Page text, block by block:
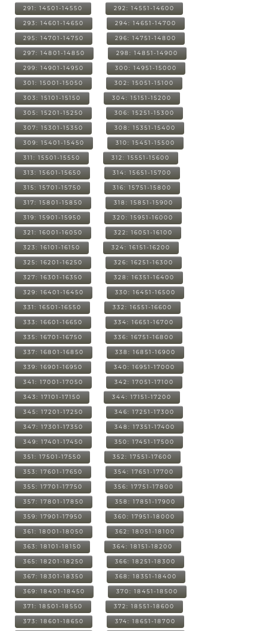
291: 14501-14550 292: 14551-14600
293: 14601-14650 294: 14651-14700
295: 14701-14750 296: 14751-14800
297: 14801-14850 298: 14851-14900
299: 14901-14950 300: 14951-15000
301: 15001-15050 302: 15051-15100
303: 15101-15150 304: 15151-15200
305: 15201-15250 306: 15251-15300
307: 15301-15350 308: 15351-15400
309: 15401-15450 310: 15451-15500
311: 15501-15550 312: 15551-15600
313: 15601-15650 314: 15651-15700
315: 15701-15750 316: 15751-15800
317: 15801-15850 318: 15851-15900
319: 15901-15950 320: 15951-16000
321: 16001-16050 322: 16051-16100
323: 16101-16150 324: 16151-16200
325: 16201-16250 326: 16251-16300
327: 16301-16350 328: 16351-16400
329: 16401-16450 330: 16451-16500
331: 16501-16550 332: 16551-16600
333: 16601-16650 334: 16651-16700
335: 16701-16750 336: 16751-16800
337: 16801-16850 338: 16851-16900
339: 16901-16950 340: 16951-17000
341: 17001-17050 342: 17051-17100
343: 17101-17150 344: 17151-17200
345: 17201-17250 346: 17251-17300
347: 17301-17350 348: 17351-17400
349: 17401-17450 350: 17451-17500
351: 17501-17550 352: 17551-17600
353: 17601-17650 354: 17651-17700
355: 17701-17750 356: 17751-17800
357: 17801-17850 358: 17851-17900
359: 17901-17950 360: 17951-18000
361: 18001-18050 362: 18051-18100
363: 18101-18150 364: 18151-18200
365: 18201-18250 366: 18251-18300
367: 18301-18350 368: 18351-18400
369: 18401-18450 370: 18451-18500
371: 18501-18550 372: 18551-18600
373: 18601-18650 374: 18651-18700